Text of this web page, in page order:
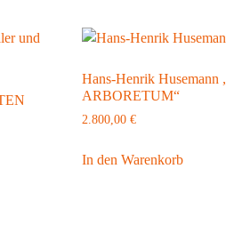
Hans-Henrik Husemann
ARBORETUM“
2.800,00 €
In den Warenkorb